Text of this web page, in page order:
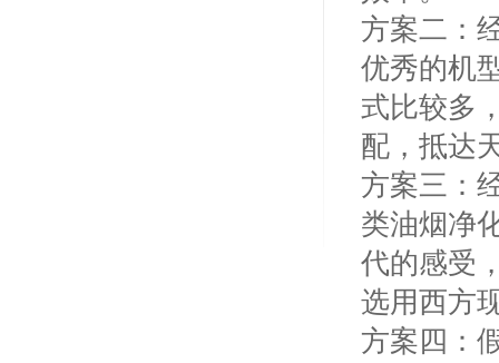
方案二：
优秀的机
式比较多
配，抵达
方案三：
类油烟净
代的感受
选用西方
方案四：